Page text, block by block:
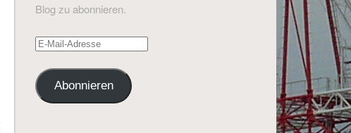
Blog zu abonnieren.
E-
Adresse
Abonnieren